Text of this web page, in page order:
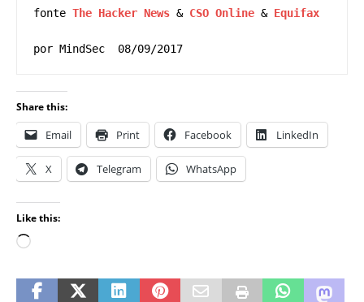
fonte The Hacker News & CSO Online & Equifax
por MindSec  08/09/2017
Share this:
Email Print Facebook LinkedIn
X Telegram WhatsApp
Like this: